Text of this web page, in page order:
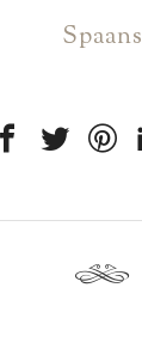
Spaans